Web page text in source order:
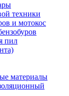
техники
и мотокос
пил
материалы